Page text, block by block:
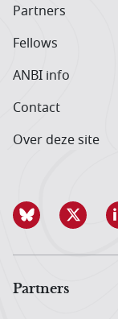
Partners
Fellows
ANBI info
Contact
Over deze site
Partners